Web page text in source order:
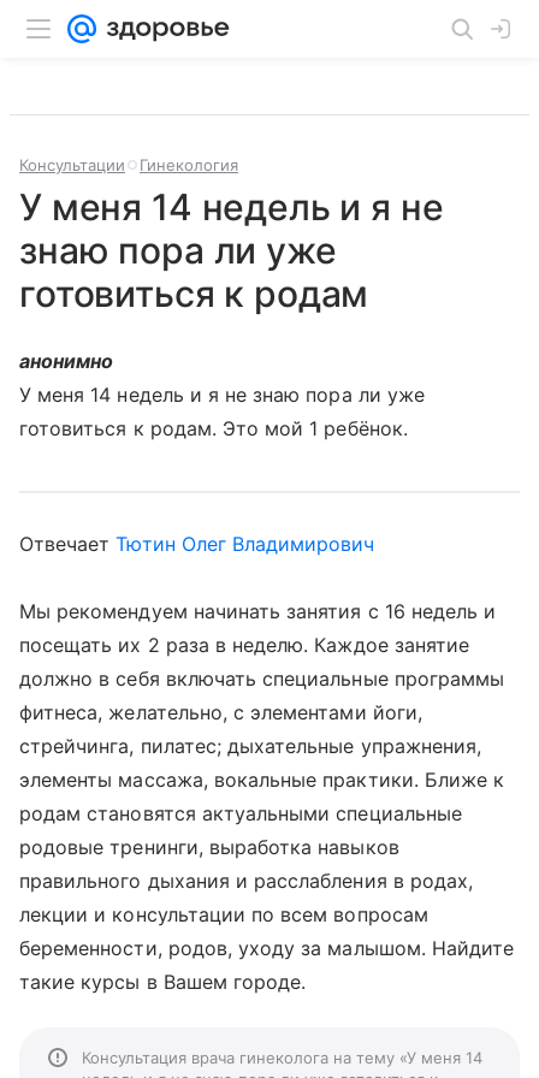
Консультации Гинекология
У меня 14 недель и я не
знаю пора ли уже
готовиться к родам
анонимно
У меня 14 недель и я не знаю пора ли уже
готовиться к родам. Это мой 1 ребёнок.
ОтвечаетТютин Олег Владимирович
Мы рекомендуем начинать занятия с 16 недель и
посещать их 2 раза в неделю. Каждое занятие
должно в себя включать специальные программы
фитнеса, желательно, с элементами йоги,
стрейчинга, пилатес; дыхательные упражнения,
элементы массажа, вокальные практики. Ближе к
родам становятся актуальными специальные
родовые тренинги, выработка навыков
правильного дыхания и расслабления в родах,
лекции и консультации по всем вопросам
беременности, родов, уходу за малышом. Найдите
такие курсы в Вашем городе.
Консультация врача гинеколога на тему «У меня 14